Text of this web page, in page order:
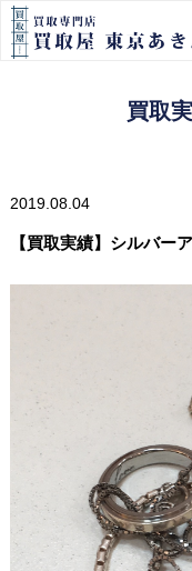
買取
2019.08.04
【買取実績】シルバー